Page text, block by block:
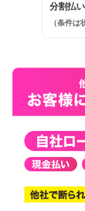
分割払
（条件は